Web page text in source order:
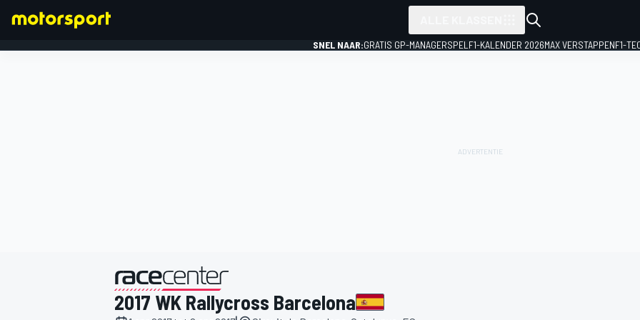
SNEL NAAR:GRATIS GP-MANAGERSPEL F1-KALENDER 2026MAX VERSTAPPENF1-
2017 WK Rallycross Barcelona